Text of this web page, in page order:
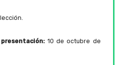
10 de octubre de